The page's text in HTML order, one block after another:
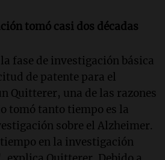
tomó casi dos décadas
fase de investigación básica
de patente para el
Quitterer, una de las razones
tomó tanto tiempo es la
sobre el Alzheimer.
en la investigación